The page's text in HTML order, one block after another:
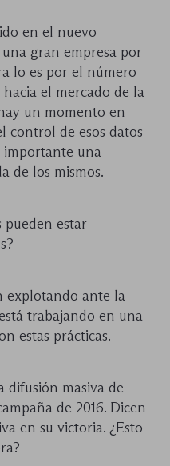
en el nuevo
gran empresa por
lo es por el número
hacia el mercado de la
un momento en
control de esos datos
importante una
de los mismos.
pueden estar
explotando ante la
trabajando en una
estas prácticas.
difusión masiva de
de 2016. Dicen
en su victoria. ¿Esto